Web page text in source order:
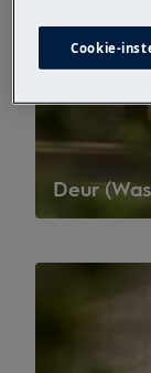
Deur
Cookie-